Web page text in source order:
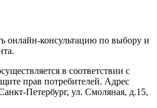
онлайн-консультацию по выбору и
в соответствии с
прав потребителей. Адрес
Петербург, ул. Смоляная, д.15,